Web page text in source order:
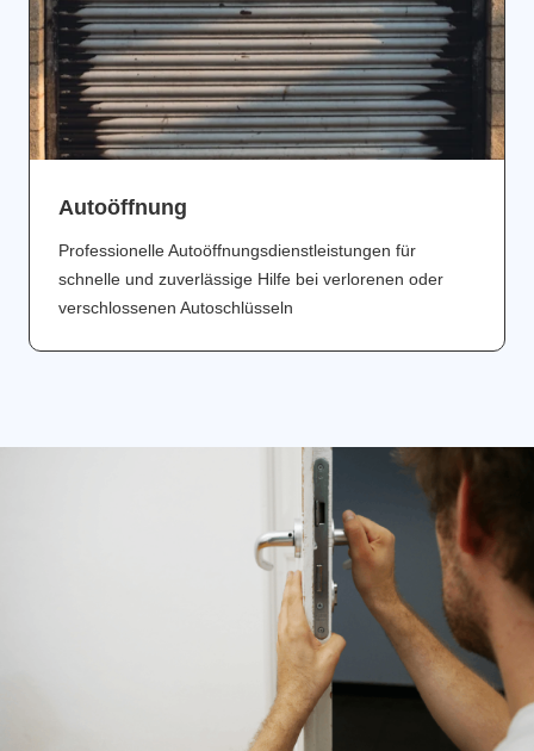
Аutoöffnung
Professionelle Autoöffnungsdienstleistungen für
schnelle und zuverlässige Hilfe bei verlorenen oder
verschlossenen Autoschlüsseln